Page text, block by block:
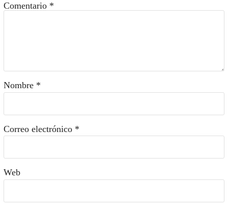
Comentario *
Nombre *
Correo electrónico *
Web